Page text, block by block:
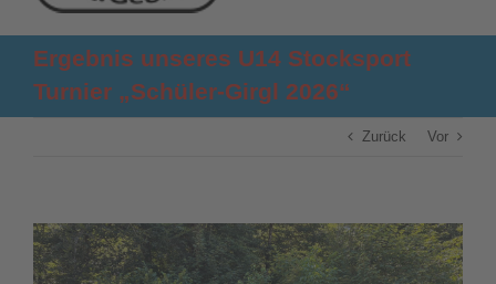
Ergebnis unseres U14 Stocksport
Turnier „Schüler-Girgl 2026“
Zurück Vor
Zeige
grösseres
Bild